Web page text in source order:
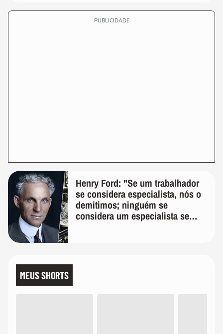
PUBLICIDADE
Henry Ford: "Se um trabalhador
se considera especialista, nós o
demitimos; ninguém se
considera um especialista se
MEUS SHORTS